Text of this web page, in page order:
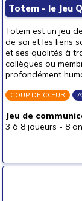
Totem - le Jeu
Totem est un jeu
de soi et les liens
et ses qualités à
collègues ou
profondément
COUP DE CŒUR
Jeu de
3 à 8 joueurs - 8